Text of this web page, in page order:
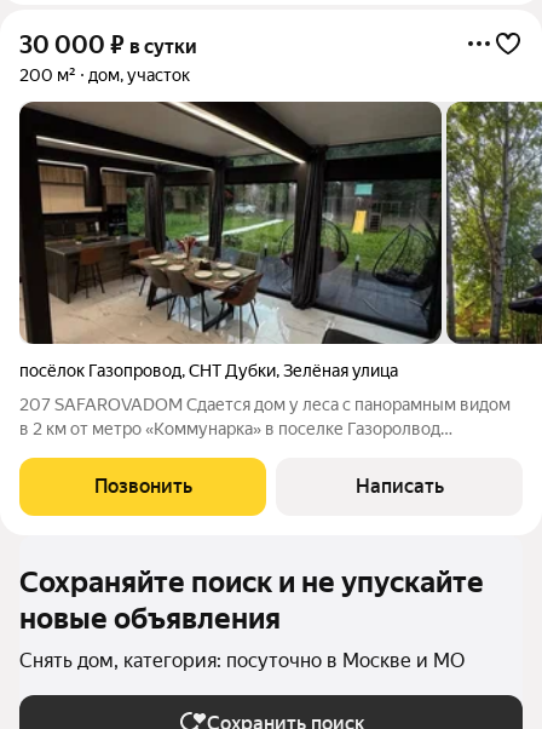
30 000 ₽ в сутки
200 м² дом, участок
посёлок Газопровод,СНТ Дубки,Зелёная улица
207 SAFAROVADOM Сдается дом у леса с панорамным видом
в 2 км от метро «Коммунарка» в поселке Газоролвод
праздников в кругу близких. Транспортная доступность:
Быстрый выезд из Москвы, рядом
Позвонить Написать
Сохраняйте поиск и не упускайте
новые объявления
Снять дом, категория: посуточно в Москве и МО
Сохранить поиск